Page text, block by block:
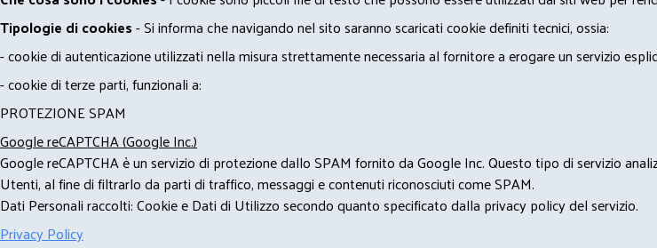
Tipologie di cookies- Si informa che navigando nel sito saranno scaricati cookie definiti tecnici, ossia:
- cookie di autenticazione utilizzati nella misura strettamente necessaria al fornitore a erogare un servizio
- cookie di terze parti, funzionali a:
PROTEZIONE SPAM
Google reCAPTCHA (Google Inc.)
Google reCAPTCHA è un servizio di protezione dallo SPAM fornito da Google Inc. Questo tipo di servizio
Utenti, al fine di filtrarlo da parti di traffico, messaggi e contenuti riconosciuti come SPAM.
Dati Personali raccolti: Cookie e Dati di Utilizzo secondo quanto specificato dalla privacy policy del servizio.
Privacy Policy